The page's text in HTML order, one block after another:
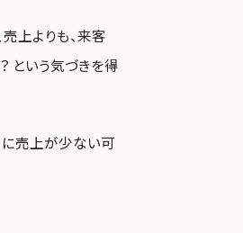
上よりも、来客
という気づきを得
に売上が少ない可